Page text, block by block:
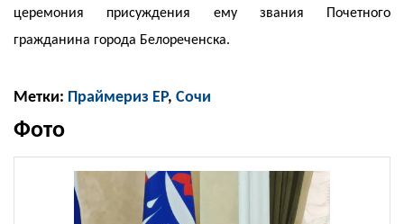
церемония присуждения ему звания Почетного
гражданина города Белореченска.
Метки: Праймериз ЕР, Сочи
Фото